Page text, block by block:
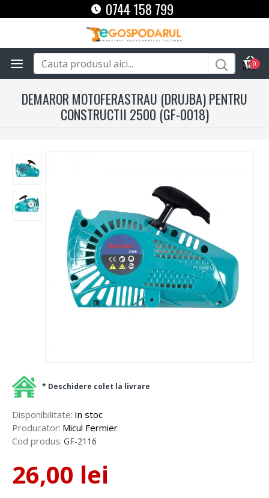
0744 158 799
0
DEMAROR MOTOFERASTRAU (DRUJBA) PENTRU
CONSTRUCTII 2500 (GF-0018)
Disponibilitate: In stoc
Producator: Micul Fermier
Cod produs: GF-2116
26,00 lei
* Deschidere colet la livrare